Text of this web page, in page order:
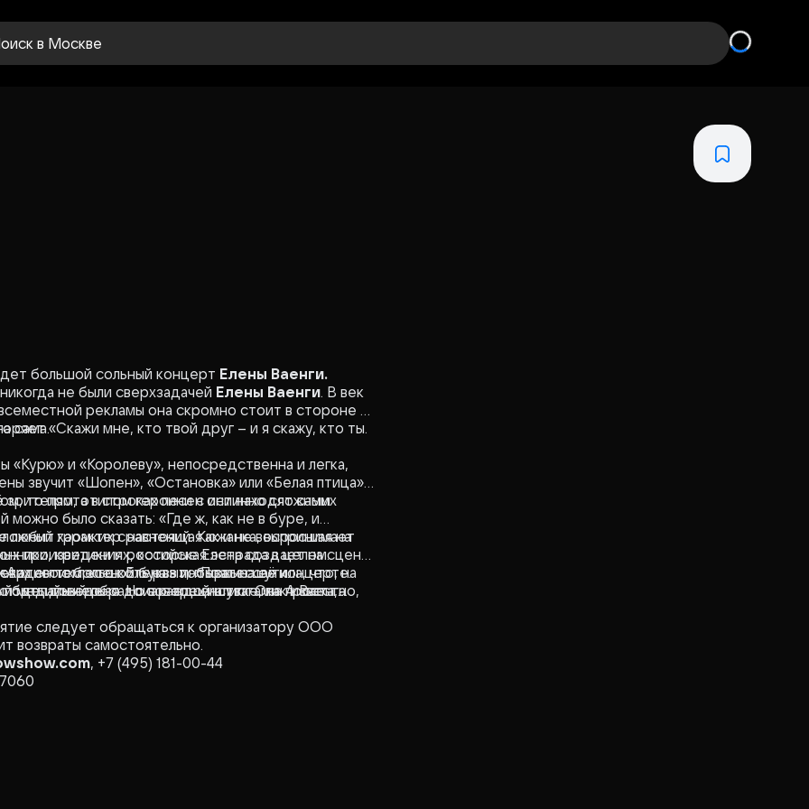
в Москве
большой сольный концерт Елены Ваенги.
не были сверхзадачей Елены Ваенги. В век
рекламы она скромно стоит в стороне и
сама.«Скажи мне, кто твой друг – и я скажу, кто ты.
«Курю» и «Королеву», непосредственна и легка,
звучит «Шопен», «Остановка» или «Белая птица».
а в строках песен они находят самих
то прототипом героини с истинно сложным
было сказать: «Где ж, как не в буре, и
любит громких сравнений. Как и не воспринимает
критики и российская эстрада в целом.
с большой буквы», «Поэтесса» и
медийный образ пиар-специалистами. А Ваенга
характер: настоящая южанка, выросшая на
произведениях, которые Елена создает на сцене.
своих песен. Елена в интервью шутила, что, на
нельзя. Но в каждой шутке, как известно,
тем, кто хоть раз побывал на её концерте.
быть доведено до совершенства. Она проста,
следует обращаться к организатору ООО
возвраты самостоятельно.
, +7 (495) 181-00-44